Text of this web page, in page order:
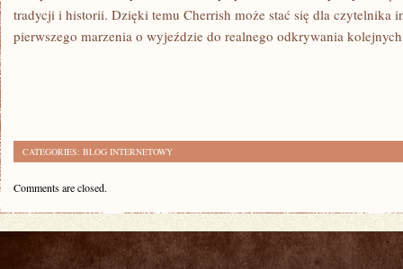
tradycji i historii. Dzięki temu Cherrish może stać się dla czytelnika
pierwszego marzenia o wyjeździe do realnego odkrywania
CATEGORIES: BLOG INTERNETOWY
Comments are closed.